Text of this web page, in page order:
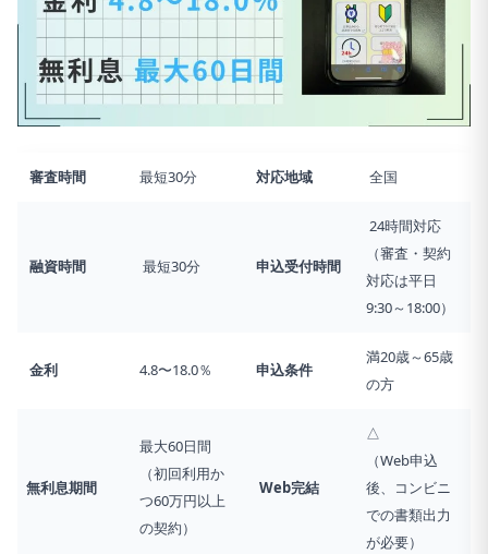
審査時間 最短30分 対応地域 全国
融資時間 最短30分 申込受付時間
24時間対応
（審査・契約
対応は平日
9:30～18:00）
金利 4.8〜18.0％ 申込条件
満20歳～65歳
の方
無利息期間
最大60日間
（初回利用か
つ60万円以上
の契約）
Web完結
△
（Web申込
後、コンビニ
での書類出力
が必要）